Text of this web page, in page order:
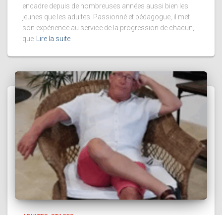
encadre depuis de nombreuses années aussi bien les
jeunes que les adultes. Passionné et pédagogue, il met
son expérience au service de la progression de chacun,
que Lire la suite